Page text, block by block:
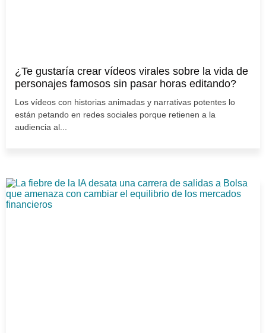
¿Te gustaría crear vídeos virales sobre la vida de
personajes famosos sin pasar horas editando?
Los vídeos con historias animadas y narrativas potentes lo
están petando en redes sociales porque retienen a la
audiencia al...